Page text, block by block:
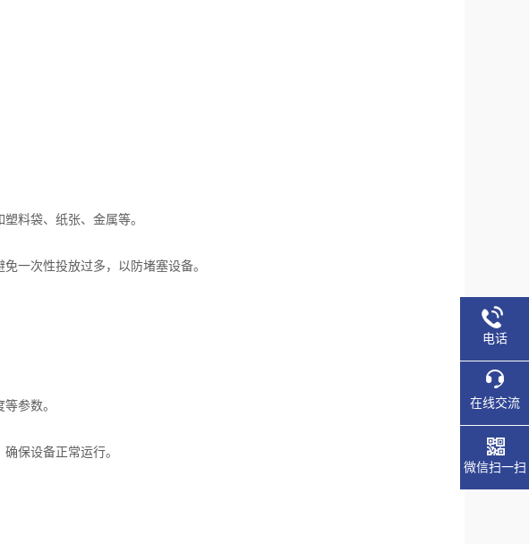
料袋、纸张、金属等。
次性投放过多，以防堵塞设备。
参数。
保设备正常运行。
电话
在线交流
微信扫一扫